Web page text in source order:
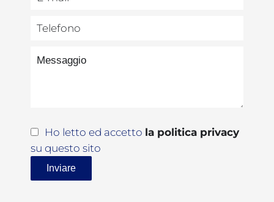
Ho letto ed accetto la politica privacy
su questo sito
Inviare